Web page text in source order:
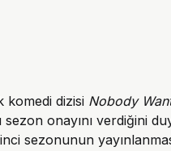
komedi dizisi Nobody
onayını verdiğini
sezonunun